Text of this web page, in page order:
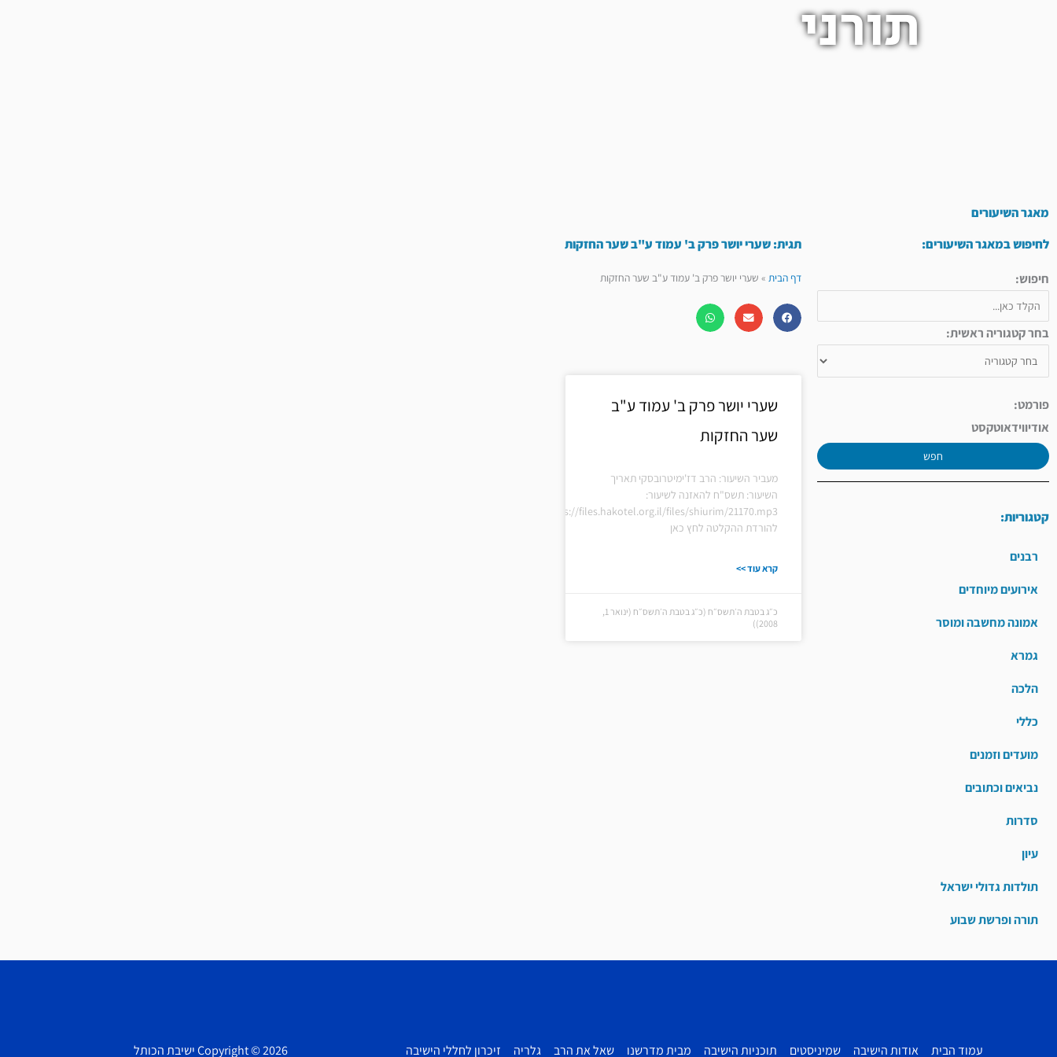
תורני
מאגר השיעורים
לחיפוש במאגר השיעורים:
חיפוש:
בחר קטגוריה ראשית:
פורמט:
אודיווידאוטקסט
חפש
קטגוריות:
רבנים
אירועים מיוחדים
אמונה מחשבה ומוסר
גמרא
הלכה
כללי
מועדים וזמנים
נביאים וכתובים
סדרות
עיון
תולדות גדולי ישראל
תורה ופרשת שבוע
תגית: שערי יושר פרק ב' עמוד ע"ב שער החזקות
דף הבית» שערי יושר פרק ב' עמוד ע"ב שער החזקות
שערי יושר פרק ב' עמוד ע"ב
שער החזקות
מעביר השיעור: הרב דז'ימיטרובסקי תאריך
השיעור: תשס"ח להאזנה לשיעור:
https://files.hakotel.org.il/files/shiurim/21170.mp3
להורדת ההקלטה לחץ כאן
קרא עוד >>
כ״ג בטבת ה׳תשס״ח (כ״ג בטבת ה׳תשס״ח (ינואר 1,
2008))
עמוד הבית אודות הישיבה שמיניסטים תוכניות הישיבה מבית מדרשנו שאל את הרב גלריה זיכרון לחללי הישיבה Copyright © 2026 ישיבת הכותל